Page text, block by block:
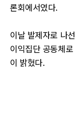
론회에서였다.
이날 발제자로 나
이익집단 공동체
이 밝혔다.